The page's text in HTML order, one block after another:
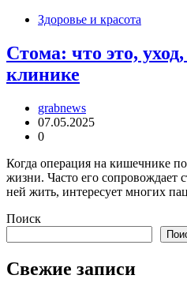
Здоровье и красота
Стома: что это,
клинике
grabnews
07.05.2025
0
Когда операция на кишечнике
жизни. Часто его сопровождает
ней жить, интересует многих
Поиск
Свежие записи